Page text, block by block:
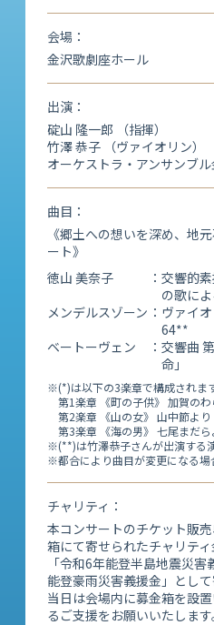
会場
金沢歌劇座ホール
出演
碇山 隆一郎 （指揮）
竹澤 恭子 （ヴァイオリン）
オーケストラ・アンサンブル
曲目
《郷土への想いを深め、地
ート》
徳山 美奈子
：交響的
の歌に
メンデルスゾーン ：ヴァイ
64**
ベートーヴェン
：交響曲
命」
※(*)は以下の3楽章で構成されます
第1楽章 《町の子供》 加賀のわ
第2楽章 《山の女》 山中節より
第3楽章 《海の男》 七尾まだら
※(**)は竹澤恭子さんが出演する演
※都合により曲目が変更になる場
チャリティ
本コンサートのチケット販
箱にて寄せられたチャリテ
「令和6年能登半島地震災
能登豪雨災害義援金」として
当日は会場内に募金箱を設
るご支援をお願いいたします